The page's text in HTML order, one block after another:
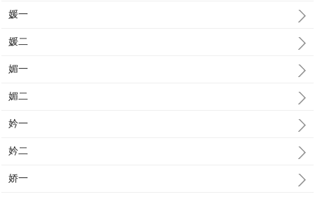
媛一
媛二
媚一
媚二
妗一
妗二
娇一